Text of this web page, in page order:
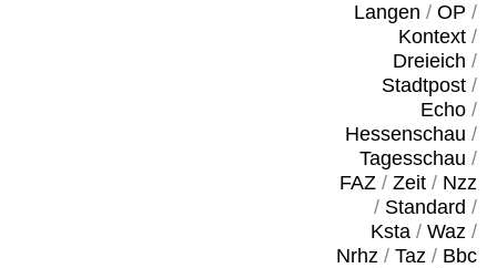
Langen / OP /
Kontext/
Dreieich /
Stadtpost/
Echo/
Hessenschau /
Tagesschau /
FAZ/ Zeit/ Nzz
/ Standard /
Ksta/ Waz/
Nrhz/ Taz/ Bbc